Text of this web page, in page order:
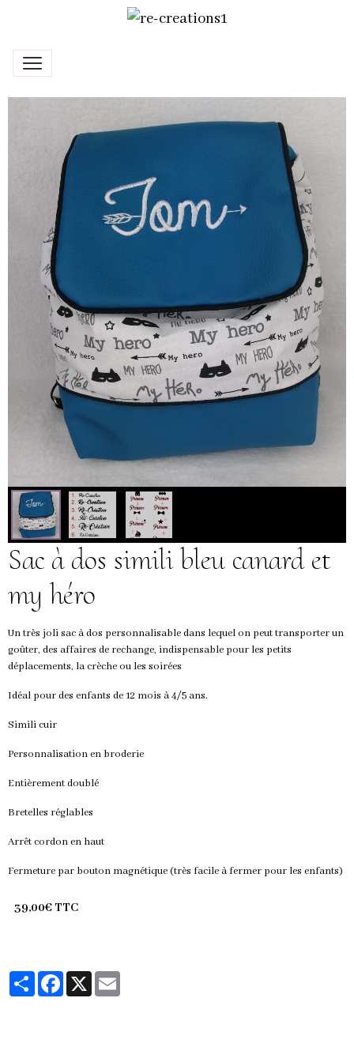
Sac à dos simili bleu canard et
my héro
Un très joli sac à dos personnalisable dans lequel on peut transporter un
goûter, des affaires de rechange, indispensable pour les petits
déplacements, la crèche ou les soirées
Idéal pour des enfants de 12 mois à 4/5 ans.
Simili cuir
Personnalisation en broderie
Entièrement doublé
Bretelles réglables
Arrêt cordon en haut
Fermeture par bouton magnétique (très facile à fermer pour les enfants)
39,00€ TTC
PartagerFacebook
X